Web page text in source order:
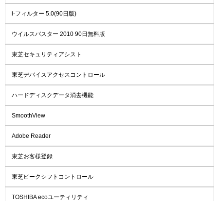
i-フィルター 5.0(90日版)
ウイルスバスター 2010 90日無料版
東芝セキュリティアシスト
東芝デバイスアクセスコントロール
ハードディスクデータ消去機能
SmoothView
Adobe Reader
東芝お客様登録
東芝ピークシフトコントロール
TOSHIBA ecoユーティリティ